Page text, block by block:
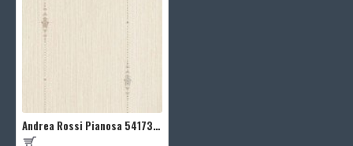
Andrea Rossi Pianosa 54173-4